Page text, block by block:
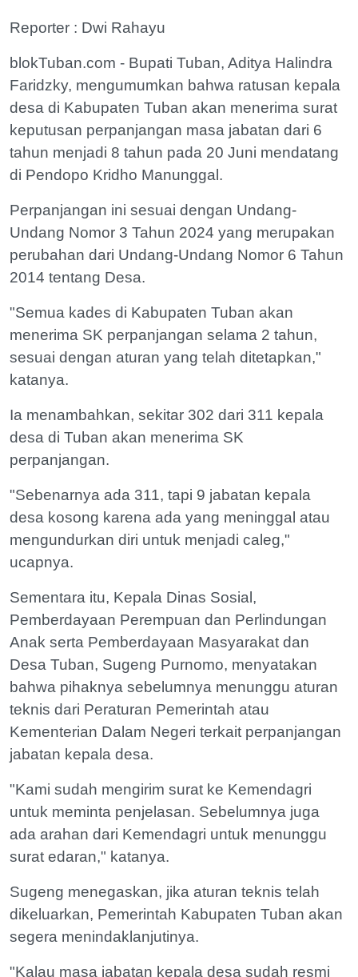
Reporter : Dwi Rahayu
blokTuban.com - Bupati Tuban, Aditya Halindra
Faridzky, mengumumkan bahwa ratusan kepala
desa di Kabupaten Tuban akan menerima surat
keputusan perpanjangan masa jabatan dari 6
tahun menjadi 8 tahun pada 20 Juni mendatang
di Pendopo Kridho Manunggal.
Perpanjangan ini sesuai dengan Undang-
Undang Nomor 3 Tahun 2024 yang merupakan
perubahan dari Undang-Undang Nomor 6 Tahun
2014 tentang Desa.
"Semua kades di Kabupaten Tuban akan
menerima SK perpanjangan selama 2 tahun,
sesuai dengan aturan yang telah ditetapkan,"
katanya.
Ia menambahkan, sekitar 302 dari 311 kepala
desa di Tuban akan menerima SK
perpanjangan.
"Sebenarnya ada 311, tapi 9 jabatan kepala
desa kosong karena ada yang meninggal atau
mengundurkan diri untuk menjadi caleg,"
ucapnya.
Sementara itu, Kepala Dinas Sosial,
Pemberdayaan Perempuan dan Perlindungan
Anak serta Pemberdayaan Masyarakat dan
Desa Tuban, Sugeng Purnomo, menyatakan
bahwa pihaknya sebelumnya menunggu aturan
teknis dari Peraturan Pemerintah atau
Kementerian Dalam Negeri terkait perpanjangan
jabatan kepala desa.
"Kami sudah mengirim surat ke Kemendagri
untuk meminta penjelasan. Sebelumnya juga
ada arahan dari Kemendagri untuk menunggu
surat edaran," katanya.
Sugeng menegaskan, jika aturan teknis telah
dikeluarkan, Pemerintah Kabupaten Tuban akan
segera menindaklanjutinya.
"Kalau masa jabatan kepala desa sudah resmi